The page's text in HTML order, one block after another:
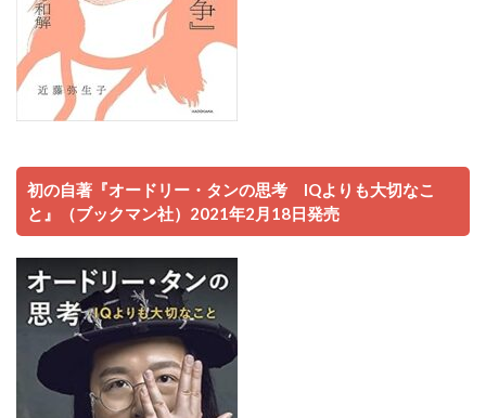
初の自著『オードリー・タンの思考 IQよりも大切なこ
と』（ブックマン社）2021年2月18日発売